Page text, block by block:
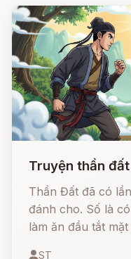
Truyện thần
Thần Đất đã có
đánh cho. Số là
làm ăn đầu tắt
ST